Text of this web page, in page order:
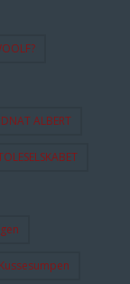
ALBERT
Kussesumpen